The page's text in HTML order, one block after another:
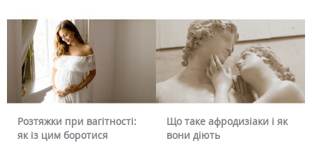
Розтяжки при вагітності:
як із цим боротися
Що таке афродизіаки і як
вони діють